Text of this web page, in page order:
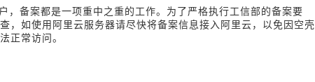
，备案都是一项重中之重的工作。为了严格执行工信部的备案要
，如使用阿里云服务器请尽快将备案信息接入阿里云，以免因空壳
正常访问。